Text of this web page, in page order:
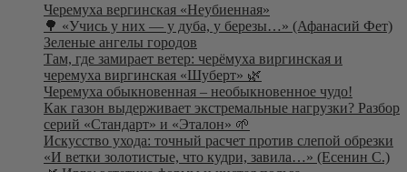
Черемуха вергинская «Неубиенная»
🌳 «Учись у них — у дуба, у березы…» (Афанасий Фет)
Зеленые ангелы городов
Там, где замирает ветер: черёмуха виргинская и
черемуха виргинская «Шуберт» 🌿
Черемуха обыкновенная – необыкновенное чудо!
Как газон выдерживает экстремальные нагрузки? Разбор
серий «Стандарт» и «Эталон» 🌱
Искусство ухода: точный расчет против слепой обрезки
«И ветки золотистые, что кудри, завила…» (Есенин С.)